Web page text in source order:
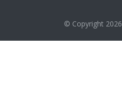
© Copyright 2026